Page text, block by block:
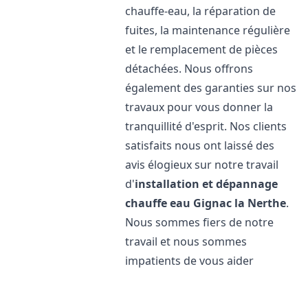
chauffe-eau, la réparation de
fuites, la maintenance régulière
et le remplacement de pièces
détachées. Nous offrons
également des garanties sur nos
travaux pour vous donner la
tranquillité d'esprit. Nos clients
satisfaits nous ont laissé des
avis élogieux sur notre travail
d'installation et dépannage
chauffe eau Gignac la Nerthe.
Nous sommes fiers de notre
travail et nous sommes
impatients de vous aider